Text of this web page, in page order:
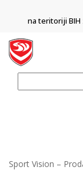
na teritoriji
Sport Vision –